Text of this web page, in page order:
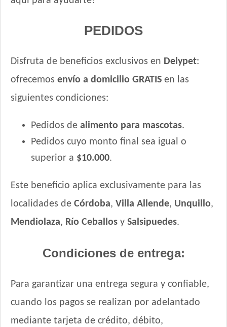
PEDIDOS
Disfruta de beneficios exclusivos en Delypet:
ofrecemos envío a domicilio GRATIS en las
siguientes condiciones:
Pedidos de alimento para mascotas.
Pedidos cuyo monto final sea igual o
superior a $10.000.
Este beneficio aplica exclusivamente para las
localidades de Córdoba, Villa Allende, Unquillo,
Mendiolaza, Río Ceballos y Salsipuedes.
Condiciones de entrega:
Para garantizar una entrega segura y confiable,
cuando los pagos se realizan por adelantado
mediante tarjeta de crédito, débito,